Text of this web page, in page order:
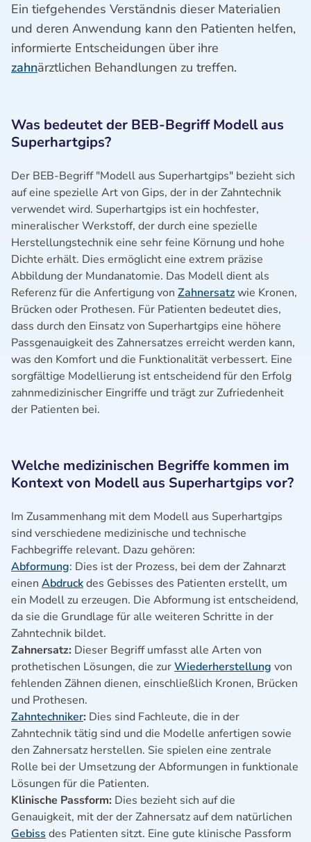
Ein tiefgehendes Verständnis dieser Materialien
und deren Anwendung kann den Patienten helfen,
informierte Entscheidungen über ihre
zahnärztlichen Behandlungen zu treffen.
Was bedeutet der BEB-Begriff Modell aus
Superhartgips?
Der BEB-Begriff "Modell aus Superhartgips" bezieht sich
auf eine spezielle Art von Gips, der in der Zahntechnik
verwendet wird. Superhartgips ist ein hochfester,
mineralischer Werkstoff, der durch eine spezielle
Herstellungstechnik eine sehr feine Körnung und hohe
Dichte erhält. Dies ermöglicht eine extrem präzise
Abbildung der Mundanatomie. Das Modell dient als
Referenz für die Anfertigung von Zahnersatzwie Kronen,
Brücken oder Prothesen. Für Patienten bedeutet dies,
dass durch den Einsatz von Superhartgips eine höhere
Passgenauigkeit des Zahnersatzes erreicht werden kann,
was den Komfort und die Funktionalität verbessert. Eine
sorgfältige Modellierung ist entscheidend für den Erfolg
zahnmedizinischer Eingriffe und trägt zur Zufriedenheit
der Patienten bei.
Welche medizinischen Begriffe kommen im
Kontext von Modell aus Superhartgips vor?
Im Zusammenhang mit dem Modell aus Superhartgips
sind verschiedene medizinische und technische
Fachbegriffe relevant. Dazu gehören:
Abformung: Dies ist der Prozess, bei dem der Zahnarzt
einen Abdruckdes Gebisses des Patienten erstellt, um
ein Modell zu erzeugen. Die Abformung ist entscheidend,
da sie die Grundlage für alle weiteren Schritte in der
Zahntechnik bildet.
Zahnersatz: Dieser Begriff umfasst alle Arten von
prothetischen Lösungen, die zurWiederherstellung von
fehlenden Zähnen dienen, einschließlich Kronen, Brücken
und Prothesen.
Zahntechniker: Dies sind Fachleute, die in der
Zahntechnik tätig sind und die Modelle anfertigen sowie
den Zahnersatz herstellen. Sie spielen eine zentrale
Rolle bei der Umsetzung der Abformungen in funktionale
Lösungen für die Patienten.
Klinische Passform: Dies bezieht sich auf die
Genauigkeit, mit der der Zahnersatz auf dem natürlichen
Gebiss des Patienten sitzt. Eine gute klinische Passform